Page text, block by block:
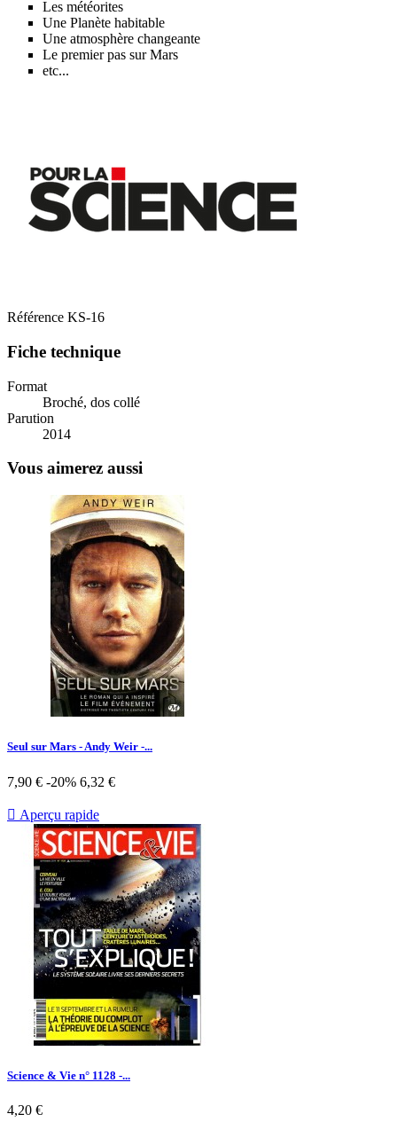
Les météorites
Une Planète habitable
Une atmosphère changeante
Le premier pas sur Mars
etc...
Référence KS-16
Fiche technique
Format
Broché, dos collé
Parution
2014
Vous aimerez aussi
Seul sur Mars - Andy Weir -...
Prix
base
7,90 € -20% Prix
6,32 €
 Aperçu rapide
Science & Vie n° 1128 -...
Prix
4,20 €